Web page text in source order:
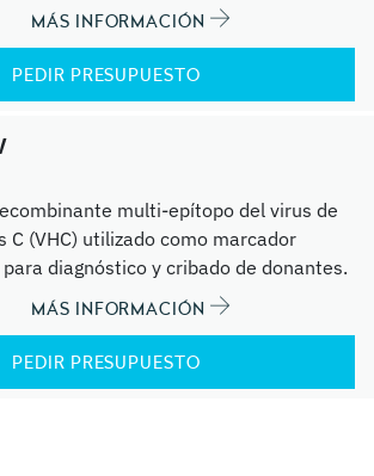
MÁS INFORMACIÓN
PEDIR PRESUPUESTO
multi-epítopo del virus de
C (VHC) utilizado como marcador
diagnóstico y cribado de donantes.
MÁS INFORMACIÓN
PEDIR PRESUPUESTO